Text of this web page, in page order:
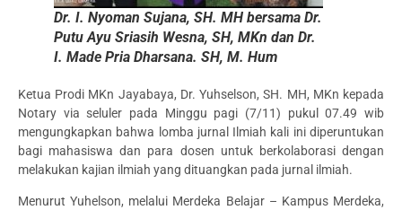
Dr. I. Nyoman Sujana, SH. MH bersama Dr.
Putu Ayu Sriasih Wesna, SH, MKn dan Dr.
I. Made Pria Dharsana. SH, M. Hum
Ketua Prodi MKn Jayabaya, Dr. Yuhselson, SH. MH, MKn kepada
Notary via seluler pada Minggu pagi (7/11) pukul 07.49 wib
mengungkapkan bahwa lomba jurnal Ilmiah kali ini diperuntukan
bagi mahasiswa dan para dosen untuk berkolaborasi dengan
melakukan kajian ilmiah yang dituangkan pada jurnal ilmiah.
Menurut Yuhelson, melalui Merdeka Belajar – Kampus Merdeka,